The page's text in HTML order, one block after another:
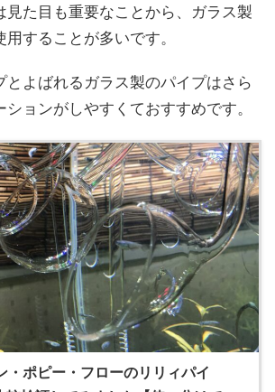
見た目も重要なことから、ガラス製
することが多いです。
とよばれるガラス製のパイプはさら
ョンがしやすくておすすめです。
・ポピー・フローのリリィパイ